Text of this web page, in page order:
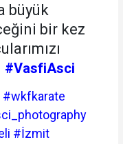
büyük
bir kez
#VasfiAsci
#İzmit